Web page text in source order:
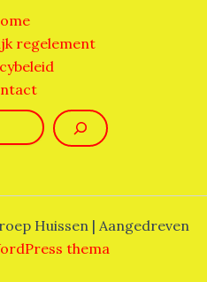
regelement
Zoeken
Huissen | Aangedreven
thema